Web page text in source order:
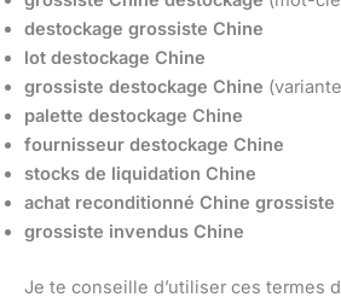
destockage grossiste Chine
lot destockage Chine
grossiste destockage Chine
palette destockage Chine
fournisseur destockage Chine
stocks de liquidation Chine
achat reconditionné Chine grossiste
grossiste invendus Chine
Je te conseille d’utiliser ces termes